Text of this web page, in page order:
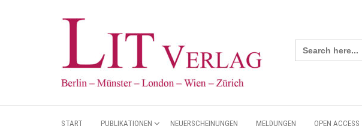
Search
for:
START PUBLIKATIONEN NEUERSCHEINUNGEN MELDUNGEN OPEN ACCESS